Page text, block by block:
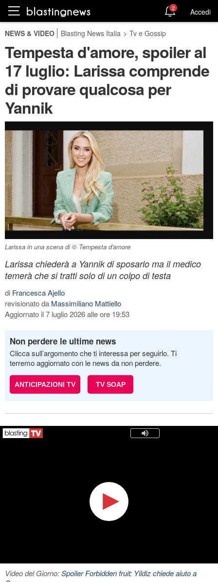
2 Accedi
NEWS & VIDEO Blasting News Italia > Tv e Gossip
Tempesta d'amore, spoiler al
17 luglio: Larissa comprende
di provare qualcosa per
Yannik
Larissa in una scena di © Tempesta d'amore
Larissa chiederà a Yannik di sposarlo ma il medico
temerà che si tratti solo di un colpo di testa
di Francesca Ajello
revisionato da Massimiliano Mattiello
Aggiornato il 7 luglio 2026 alle ore 19:53
Non perdere le ultime news
Clicca sull’argomento che ti interessa per seguirlo. Ti
terremo aggiornato con le news da non perdere.
ANTICIPAZIONI TV TV SOAP
Video del Giorno:Spoiler Forbidden fruit: Yildiz chiede aiuto a